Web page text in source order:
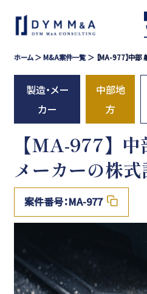
ホーム＞M&A案件一覧＞ 【MA-977】中部
製造・メー
カー
中部地
方
案件番号：MA-977
【MA-977】
メーカーの株